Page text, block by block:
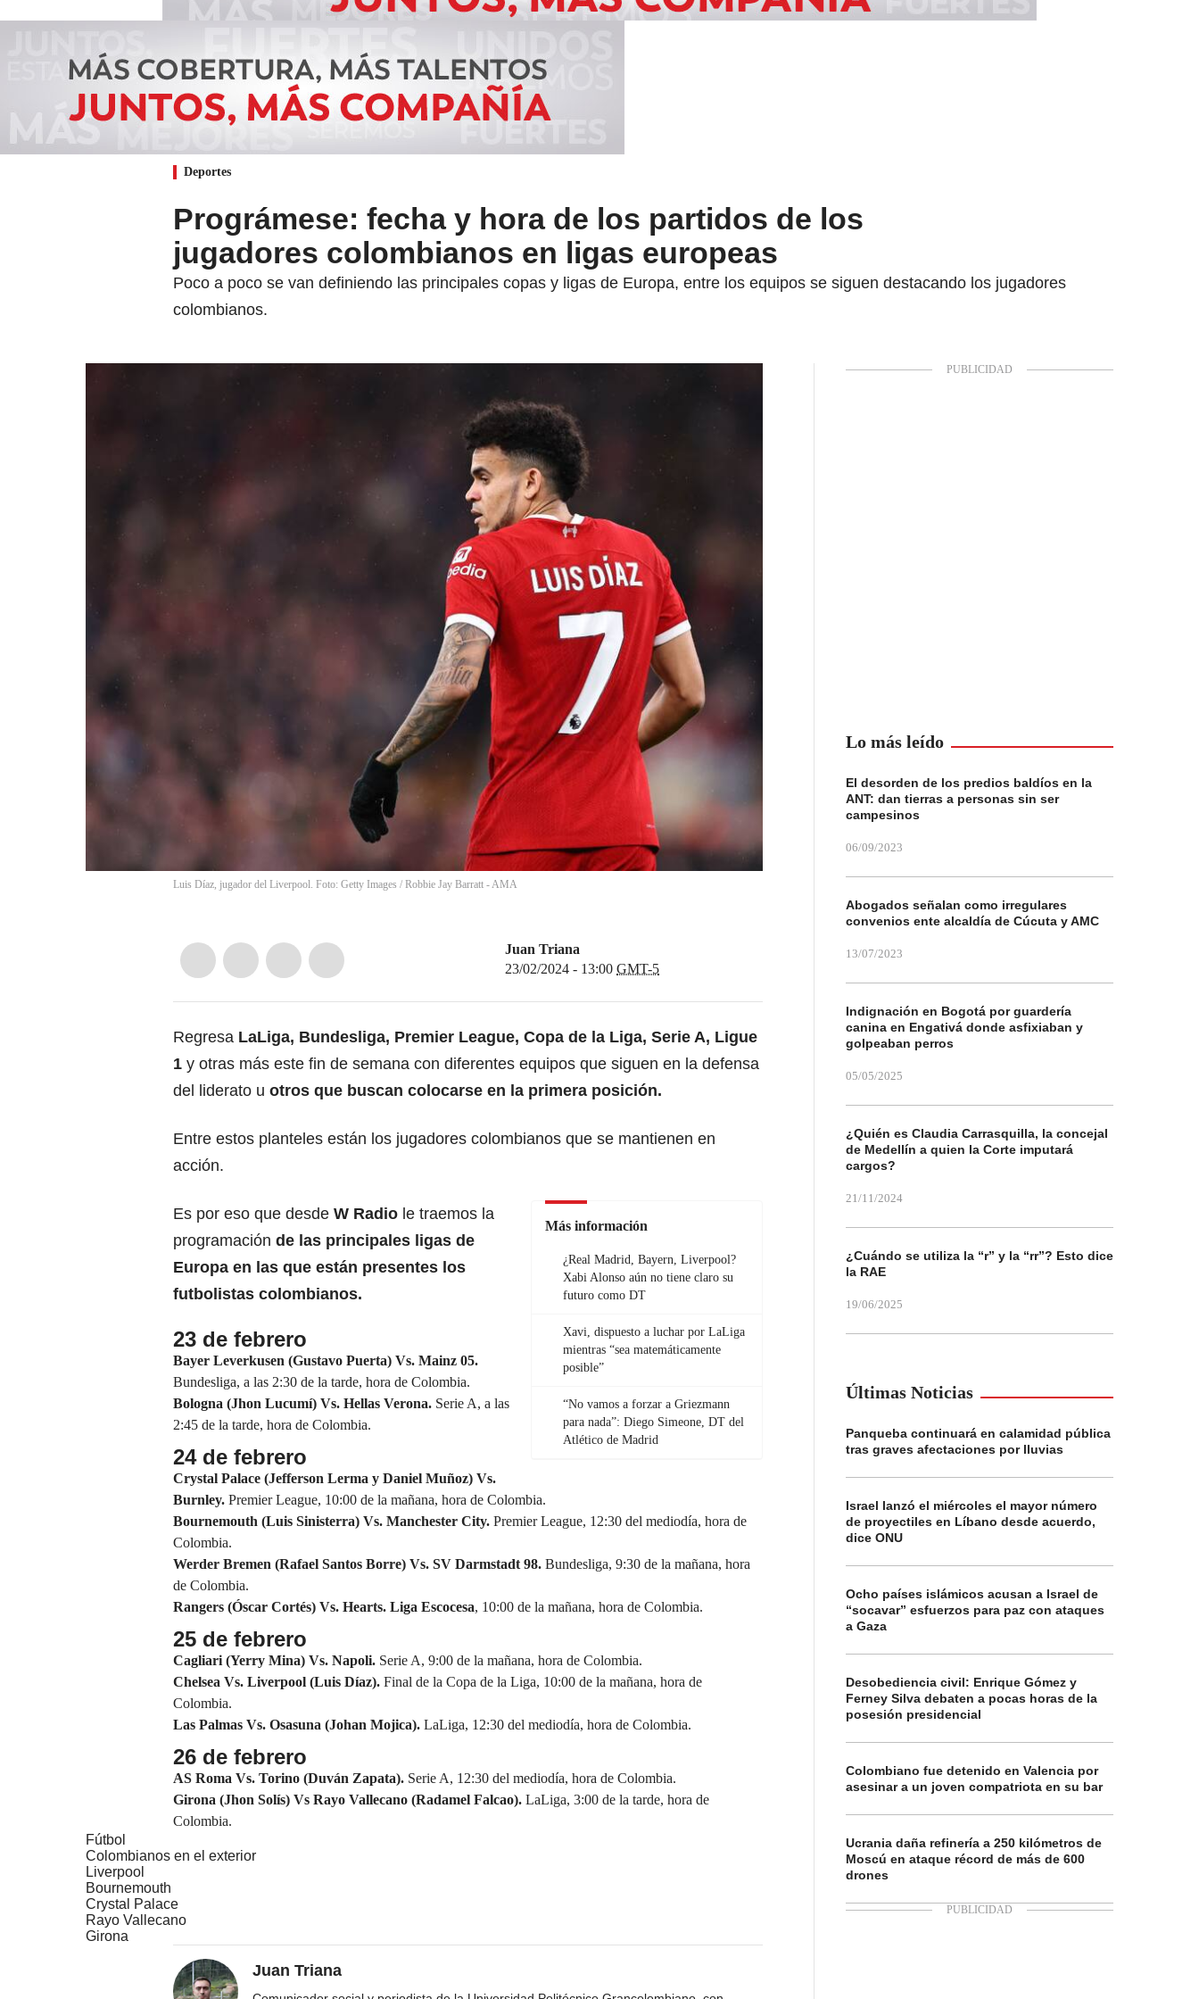
Deportes
Prográmese: fecha y hora de los partidos de los
jugadores colombianos en ligas europeas
Poco a poco se van definiendo las principales copas y ligas de Europa, entre los equipos se siguen destacando los jugadores
colombianos.
Luis Díaz, jugador del Liverpool. Foto: Getty Images / Robbie Jay Barratt - AMA
Juan Triana
23/02/2024 - 13:00 GMT-5
Regresa LaLiga, Bundesliga, Premier League, Copa de la Liga, Serie A, Ligue
1 y otras más este fin de semana con diferentes equipos que siguen en la defensa
del liderato u otros que buscan colocarse en la primera posición.
Entre estos planteles están los jugadores colombianos que se mantienen en
acción.
Más información
¿Real Madrid, Bayern, Liverpool?
Xabi Alonso aún no tiene claro su
futuro como DT
Xavi, dispuesto a luchar por LaLiga
mientras “sea matemáticamente
posible”
“No vamos a forzar a Griezmann
para nada”: Diego Simeone, DT del
Atlético de Madrid
Es por eso que desde W Radio le traemos la
programación de las principales ligas de
Europa en las que están presentes los
futbolistas colombianos.
23 de febrero
Bayer Leverkusen (Gustavo Puerta) Vs. Mainz 05.
Bundesliga, a las 2:30 de la tarde, hora de Colombia.
Bologna (Jhon Lucumí) Vs. Hellas Verona. Serie A, a las
2:45 de la tarde, hora de Colombia.
24 de febrero
Crystal Palace (Jefferson Lerma y Daniel Muñoz) Vs.
Burnley. Premier League, 10:00 de la mañana, hora de Colombia.
Bournemouth (Luis Sinisterra) Vs. Manchester City. Premier League, 12:30 del mediodía, hora de
Colombia.
Werder Bremen (Rafael Santos Borre) Vs. SV Darmstadt 98. Bundesliga, 9:30 de la mañana, hora
de Colombia.
Rangers (Óscar Cortés) Vs. Hearts. Liga Escocesa, 10:00 de la mañana, hora de Colombia.
25 de febrero
Cagliari (Yerry Mina) Vs. Napoli. Serie A, 9:00 de la mañana, hora de Colombia.
Chelsea Vs. Liverpool (Luis Díaz). Final de la Copa de la Liga, 10:00 de la mañana, hora de
Colombia.
Las Palmas Vs. Osasuna (Johan Mojica). LaLiga, 12:30 del mediodía, hora de Colombia.
26 de febrero
AS Roma Vs. Torino (Duván Zapata). Serie A, 12:30 del mediodía, hora de Colombia.
Girona (Jhon Solís) Vs Rayo Vallecano (Radamel Falcao). LaLiga, 3:00 de la tarde, hora de
Colombia.
Fútbol
Colombianos en el exterior
Liverpool
Bournemouth
Crystal Palace
Rayo Vallecano
Girona
Juan Triana
Lo más leído
El desorden de los predios baldíos en la
ANT: dan tierras a personas sin ser
campesinos
06/09/2023
Abogados señalan como irregulares
convenios ente alcaldía de Cúcuta y AMC
13/07/2023
Indignación en Bogotá por guardería
canina en Engativá donde asfixiaban y
golpeaban perros
05/05/2025
¿Quién es Claudia Carrasquilla, la concejal
de Medellín a quien la Corte imputará
cargos?
21/11/2024
¿Cuándo se utiliza la “r” y la “rr”? Esto dice
la RAE
19/06/2025
Últimas Noticias
Panqueba continuará en calamidad pública
tras graves afectaciones por lluvias
Israel lanzó el miércoles el mayor número
de proyectiles en Líbano desde acuerdo,
dice ONU
Ocho países islámicos acusan a Israel de
“socavar” esfuerzos para paz con ataques
a Gaza
Desobediencia civil: Enrique Gómez y
Ferney Silva debaten a pocas horas de la
posesión presidencial
Colombiano fue detenido en Valencia por
asesinar a un joven compatriota en su bar
Ucrania daña refinería a 250 kilómetros de
Moscú en ataque récord de más de 600
drones